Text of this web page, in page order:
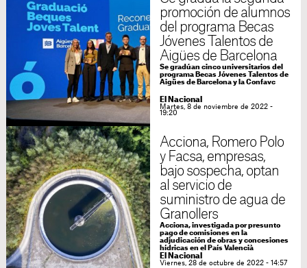
promoción de alumnos
del programa Becas
Jóvenes Talentos de
Aigües de Barcelona
Se gradúan cinco universitarios del
programa Becas Jóvenes Talentos de
Aigües de Barcelona y la Confavc
El Nacional
Martes, 8 de noviembre de 2022 -
19:20
Acciona, Romero Polo
y Facsa, empresas,
bajo sospecha, optan
al servicio de
suministro de agua de
Granollers
Acciona, investigada por presunto
pago de comisiones en la
adjudicación de obras y concesiones
hídricas en el País Valencià
El Nacional
Viernes, 28 de octubre de 2022 - 14:57